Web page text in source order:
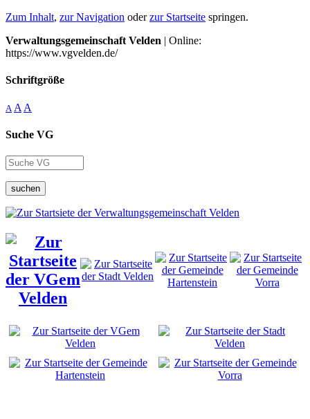
Zum Inhalt, zur Navigation oderzur Startseite springen.
Verwaltungsgemeinschaft Velden | Online:
https://www.vgvelden.de/
Schriftgröße
A A A
Suche VG
suchen